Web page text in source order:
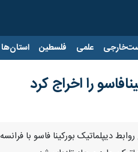
علمی فلسطین استان‌ها
را اخراج کرد